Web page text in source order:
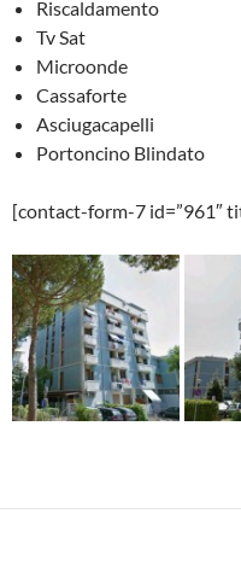
Riscaldamento
Tv Sat
Microonde
Cassaforte
Asciugacapelli
Portoncino Blindato
[contact-form-7 id=”961″